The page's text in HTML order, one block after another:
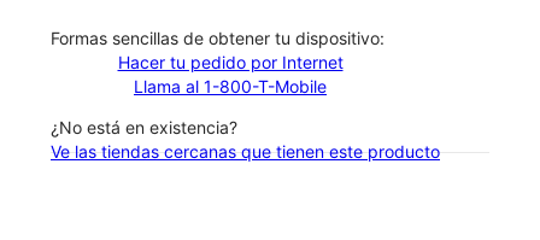
​​​​​​​Formas sencillas de obtener tu dispositivo:
Hacer tu pedido por Internet
Llama al 1-800-T-Mobile
¿No está en existencia?
Ve las tiendas cercanas que tienen este producto